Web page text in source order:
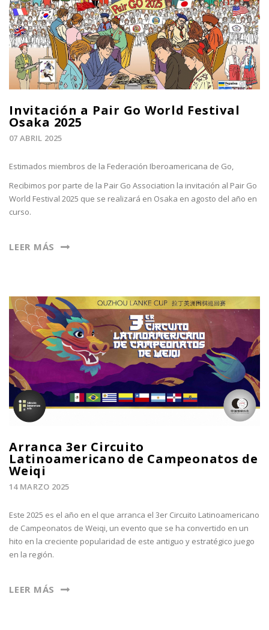
Invitación a Pair Go World Festival
Osaka 2025
07 ABRIL 2025
Estimados miembros de la Federación Iberoamericana de Go,
Recibimos por parte de la Pair Go Association la invitación al Pair Go
World Festival 2025 que se realizará en Osaka en agosto del año en
curso.
LEER MÁS
Arranca 3er Circuito
Latinoamericano de Campeonatos de
Weiqi
14 MARZO 2025
Este 2025 es el año en el que arranca el 3er Circuito Latinoamericano
de Campeonatos de Weiqi, un evento que se ha convertido en un
hito en la creciente popularidad de este antiguo y estratégico juego
en la región.
LEER MÁS